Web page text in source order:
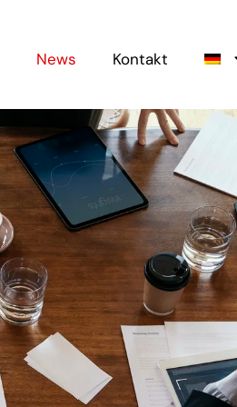
News Kontakt